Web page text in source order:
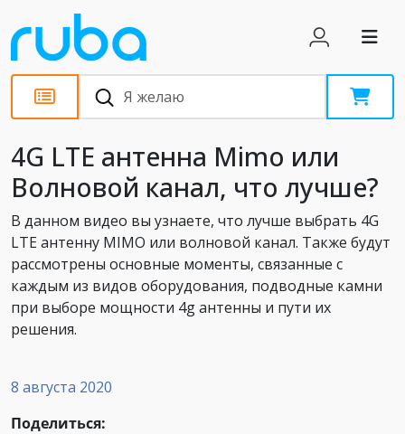
Обзоры
8 августа 2020
Поделиться:
4G LTE антенна Mimo или
Волновой канал, что лучше?
В данном видео вы узнаете, что лучше выбрать 4G
LTE антенну MIMO или волновой канал. Также будут
рассмотрены основные моменты, связанные с
каждым из видов оборудования, подводные камни
при выборе мощности 4g антенны и пути их
решения.